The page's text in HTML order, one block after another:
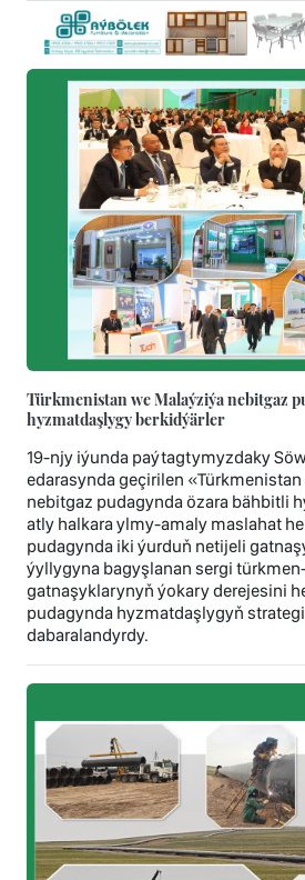
Türkmenistan we Malaýziýa nebitgaz
hyzmatdaşlygy berkidýärler
19-njy iýunda paýtagtymyzdaky
edarasynda geçirilen
nebitgaz pudagynda özara bähbitli
atly halkara ylmy-amaly maslahat
pudagynda iki ýurduň netijeli
ýyllygyna bagyşlanan sergi
gatnaşyklarynyň ýokary derejesini
pudagynda hyzmatdaşlygyň
dabaralandyrdy.